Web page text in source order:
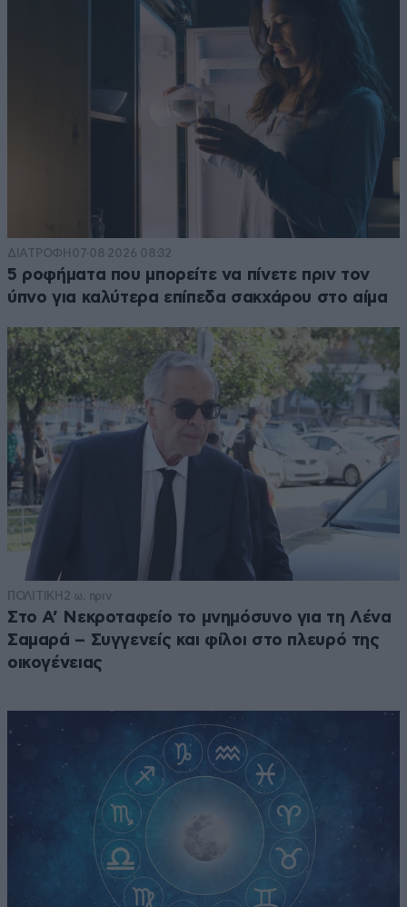
ΔΙΑΤΡΟΦΗ 07·08·2026 08:32
5 ροφήματα που μπορείτε να πίνετε πριν τον
ύπνο για καλύτερα επίπεδα σακχάρου στο αίμα
ΠΟΛΙΤΙΚΗ 2 ω. πριν
Στο Α’ Νεκροταφείο το μνημόσυνο για τη Λένα
Σαμαρά – Συγγενείς και φίλοι στο πλευρό της
οικογένειας